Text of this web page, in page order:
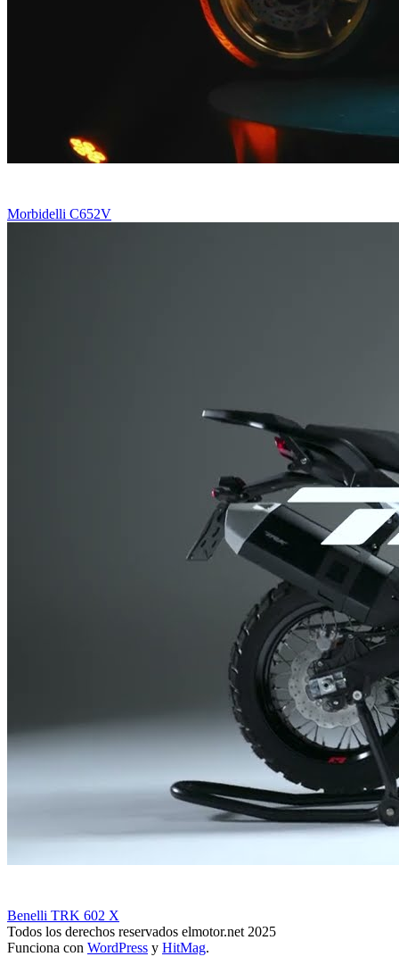
Morbidelli C652V
Benelli TRK 602 X
Todos los derechos reservados elmotor.net 2025
Funciona con WordPress y HitMag.